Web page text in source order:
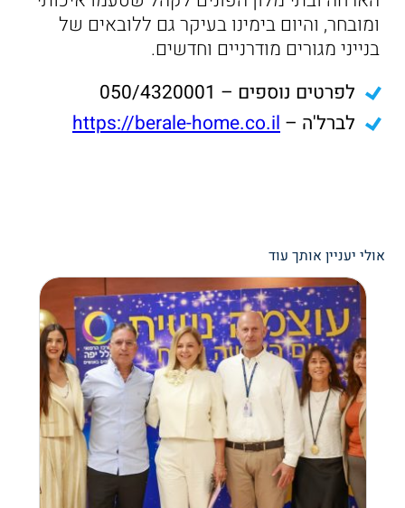
ומובחר, והיום בימינו בעיקר גם ללובאים של
בנייני מגורים מודרניים וחדשים.
לפרטים נוספים – 050/4320001
לברל'ה –https://berale-home.co.il
אולי יעניין אותך עוד